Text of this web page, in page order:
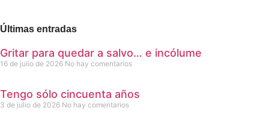
Últimas entradas
Gritar para quedar a salvo… e incólume
16 de julio de 2026 No hay comentarios
Tengo sólo cincuenta años
3 de julio de 2026 No hay comentarios